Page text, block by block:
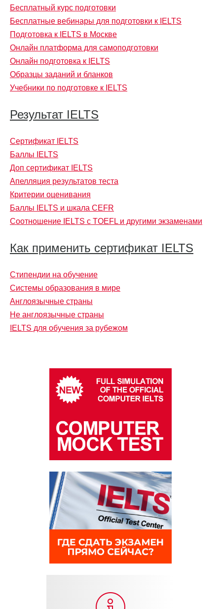
Бесплатный курс подготовки
Бесплатные вебинары для подготовки к IELTS
Подготовка к IELTS в Москве
Онлайн платформа для самоподготовки
Онлайн подготовка к IELTS
Образцы заданий и бланков
Учебники по подготовке к IELTS
Результат IELTS
Сертификат IELTS
Баллы IELTS
Доп сертификат IELTS
Апелляция результатов теста
Критерии оценивания
Баллы IELTS и шкала CEFR
Соотношение IELTS с TOEFL и другими экзаменами
Как применить сертификат IELTS
Стипендии на обучение
Системы образования в мире
Англоязычные страны
Не англоязычные страны
IELTS для обучения за рубежом